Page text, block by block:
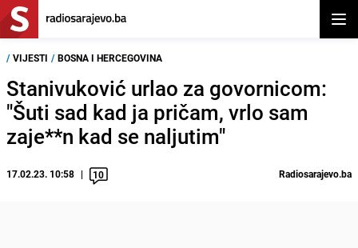
/ VIJESTI / BOSNA I HERCEGOVINA
Stanivuković urlao za govornicom:
"Šuti sad kad ja pričam, vrlo sam
zaje**n kad se naljutim"
17.02.23. 10:58 10 Radiosarajevo.ba